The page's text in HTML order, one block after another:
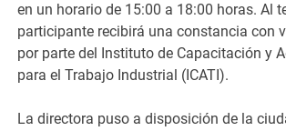
en un horario de 15:00 a 18:00 horas. Al
participante recibirá una constancia con
por parte del Instituto de Capacitación y
para el Trabajo Industrial (ICATI).
La directora puso a disposición de la